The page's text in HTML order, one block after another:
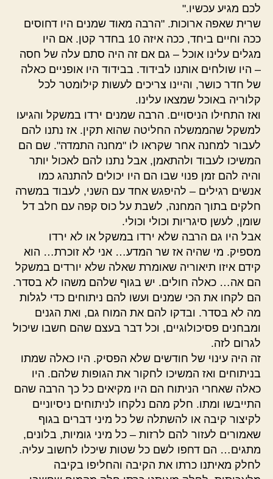
לכם מגיע עכשיו."
שרית שאפה ארוכות. "הרבה מאוד שמנים היו דחוסים
ככה וחיים ביחד, ככה איזה 10 בחדר קטן. אם היו
מגלים עלינו אוכל – גם אם זה היה סתם עלה של חסה
– היו שולחים אותנו לבידוד. בבידוד היו אופניים כאלה
של חדר כושר, והיינו צריכים לעשות קילומטר לכל
קלוריה באוכל שמצאו עלינו.
ואז התחילו הניסויים. הרבה שמנים ירדו במשקל והגיעו
למשקל שהממשלה החליטה שהוא תקין. אז נתנו להם
לעבור למחנה אחר שקראו לו "מחנה התמדה". שם הם
המשיכו לעבוד ולהתאמן, אבל נתנו להם לאכול יותר
והיה להם זמן פנוי שבו הם היו יכולים להתנהג כמו
אנשים רגילים – להיפגש אחד עם השני, לעבוד במשרה
חלקים בתוך המחנה, לשבת על כוס קפה עם חלב דל
שומן, לעשן סיגריות וכולי וכולי.
אבל היו גם הרבה שלא ירדו במשקל או לא ירדו
מספיק. מי שהיה אז שר המדע… אני לא זוכרת… הוא
קידם איזו תיאוריה שאומרת שאלה שלא יורדים במשקל
הם אה… כאלה חולים. יש בגוף שלהם משהו לא בסדר.
הם לקחו את הכי שמנים ועשו להם ניתוחים כדי לגלות
מה לא בסדר. ובדקו להם את המוח גם, ואת הגנים
ומבחנים פסיכולוגיים, וכל דבר בעצם שהם חשבו שיכול
לגרום לזה.
זה היה עינוי של חודשים שלא הפסיק. היו כאלה שמתו
בניתוחים ואז המשיכו לחקור את הגופות שלהם. היו
כאלה שאחרי הניתוח הם היו מקיאים כל כך הרבה שהם
התייבשו ומתו. חלק מהם נלקחו לניתוחים ניסיוניים
לקיצור קיבה או להשתלה של כל מיני דברים בגוף
שאמורים לעזור להם לרזות – כל מיני גומיות, בלונים,
מתגים… הם דחפו לשם כל שטות שיכלו לחשוב עליה.
לחלק מאיתנו כרתו את הקיבה והחליפו בקיבה